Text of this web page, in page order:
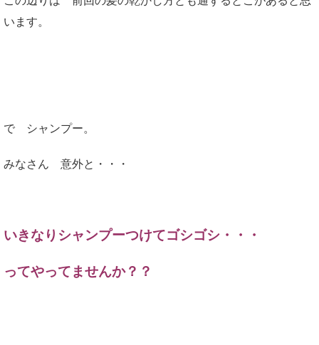
います。
で シャンプー。
みなさん 意外と・・・
いきなりシャンプーつけてゴシゴシ・・・
ってやってませんか？？